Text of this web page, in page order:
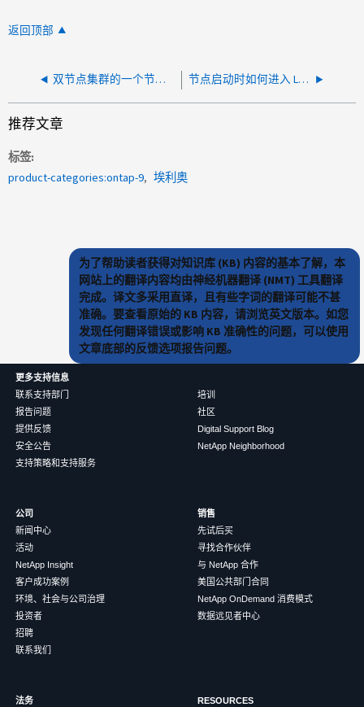
返回顶部
双节点集群的一个节点上集群端口出现故障时如何完成回馈 节点启动时如何进入 LOADER 提示符
推荐文章
标签
product-categories:ontap-9
埃利奥
为了帮助读者获得对知识库 (KB) 内容的基本了解，本
网站上的翻译内容均由神经机器翻译 (NMT) 工具翻译
完成。译文多采用直译，且有些字词的翻译可能不甚
准确。要查看原始的 KB 内容，请浏览英文版本。如您
发现任何翻译错误或影响 KB 准确性的问题，可以使用
文章底部的反馈选项报告问题。
更多支持信息
联系支持部门
报告问题
提供反馈
安全公告
支持策略和支持服务
培训
社区
Digital Support Blog
NetApp Neighborhood
公司
新闻中心
活动
NetApp Insight
客户成功案例
环境、社会与公司治理
投资者
招聘
联系我们
销售
先试后买
寻找合作伙伴
与 NetApp 合作
美国公共部门合同
NetApp OnDemand 消费模式
数据远见者中心
法务 RESOURCES